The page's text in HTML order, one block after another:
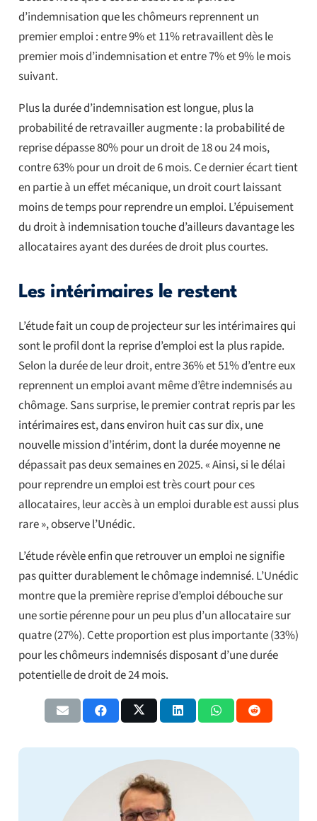
d’indemnisation que les chômeurs reprennent un
premier emploi : entre 9% et 11% retravaillent dès le
premier mois d’indemnisation et entre 7% et 9% le mois
suivant.
Plus la durée d’indemnisation est longue, plus la
probabilité de retravailler augmente : la probabilité de
reprise dépasse 80% pour un droit de 18 ou 24 mois,
contre 63% pour un droit de 6 mois. Ce dernier écart tient
en partie à un effet mécanique, un droit court laissant
moins de temps pour reprendre un emploi. L’épuisement
du droit à indemnisation touche d’ailleurs davantage les
allocataires ayant des durées de droit plus courtes.
Les intérimaires le restent
L’étude fait un coup de projecteur sur les intérimaires qui
sont le profil dont la reprise d’emploi est la plus rapide.
Selon la durée de leur droit, entre 36% et 51% d’entre eux
reprennent un emploi avant même d’être indemnisés au
chômage. Sans surprise, le premier contrat repris par les
intérimaires est, dans environ huit cas sur dix, une
nouvelle mission d’intérim, dont la durée moyenne ne
dépassait pas deux semaines en 2025. « Ainsi, si le délai
pour reprendre un emploi est très court pour ces
allocataires, leur accès à un emploi durable est aussi plus
rare », observe l’Unédic.
L’étude révèle enfin que retrouver un emploi ne signifie
pas quitter durablement le chômage indemnisé. L’Unédic
montre que la première reprise d’emploi débouche sur
une sortie pérenne pour un peu plus d’un allocataire sur
quatre (27%). Cette proportion est plus importante (33%)
pour les chômeurs indemnisés disposant d’une durée
potentielle de droit de 24 mois.